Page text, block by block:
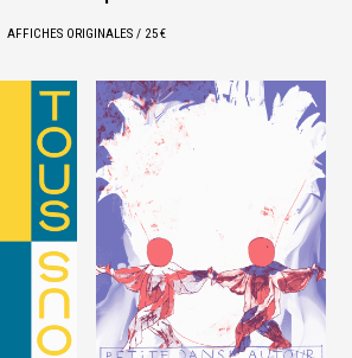
AFFICHES ORIGINALES / 25 €